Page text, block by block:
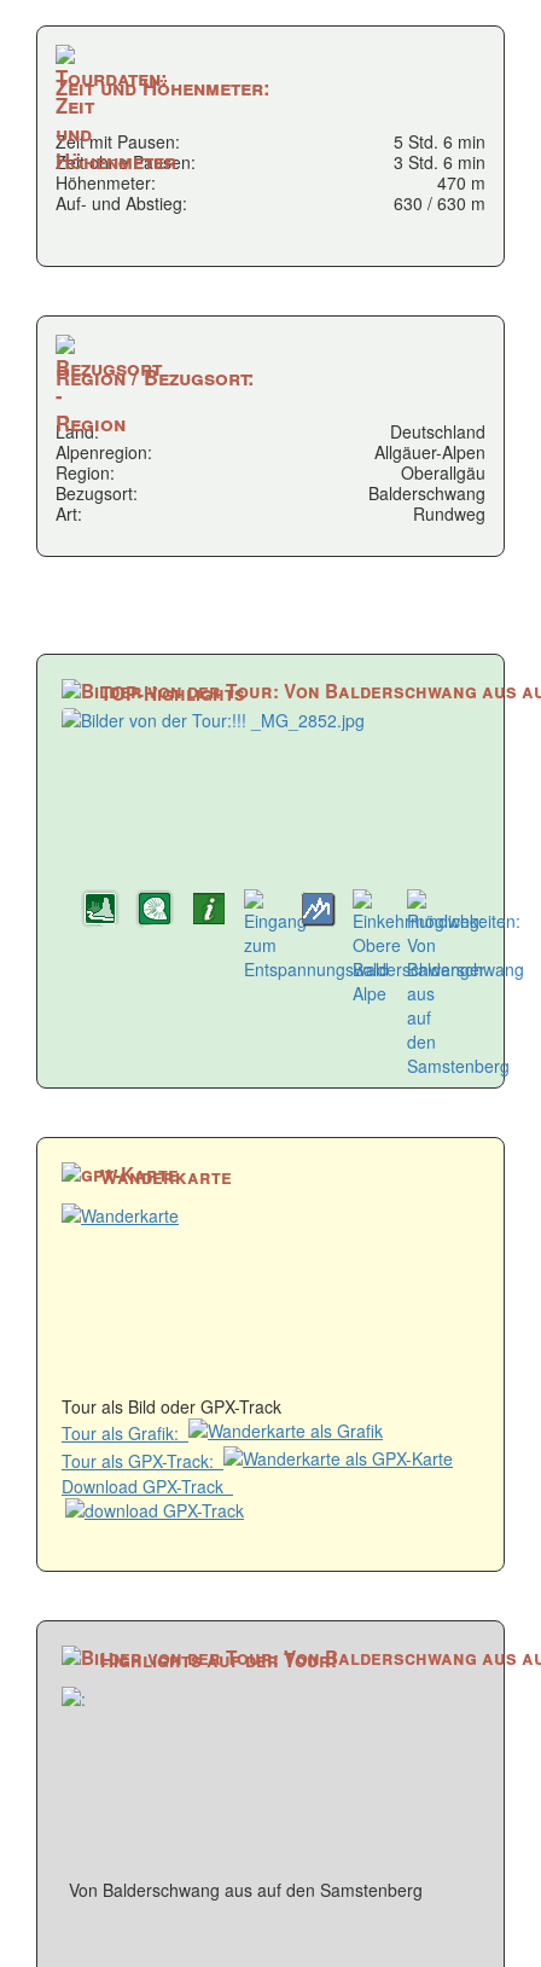
Zeit und Höhenmeter:
Zeit mit Pausen:
5 Std. 6 min
Zeit ohne Pausen:
3 Std. 6 min
Höhenmeter:
470 m
Auf- und Abstieg:
630 / 630 m
Region / Bezugsort:
Land:
Deutschland
Alpenregion:
Allgäuer-Alpen
Region:
Oberallgäu
Bezugsort:
Balderschwang
Art:
Rundweg
TOP-Highlights
Wanderkarte
Tour als Bild oder GPX-Track
Tour als Grafik:
Tour als GPX-Track:
Download GPX-Track
Highlights auf der Tour!
Von Balderschwang aus auf den Samstenberg